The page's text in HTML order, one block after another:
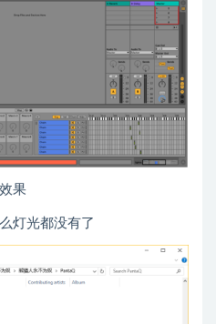
果
灯光都没有了